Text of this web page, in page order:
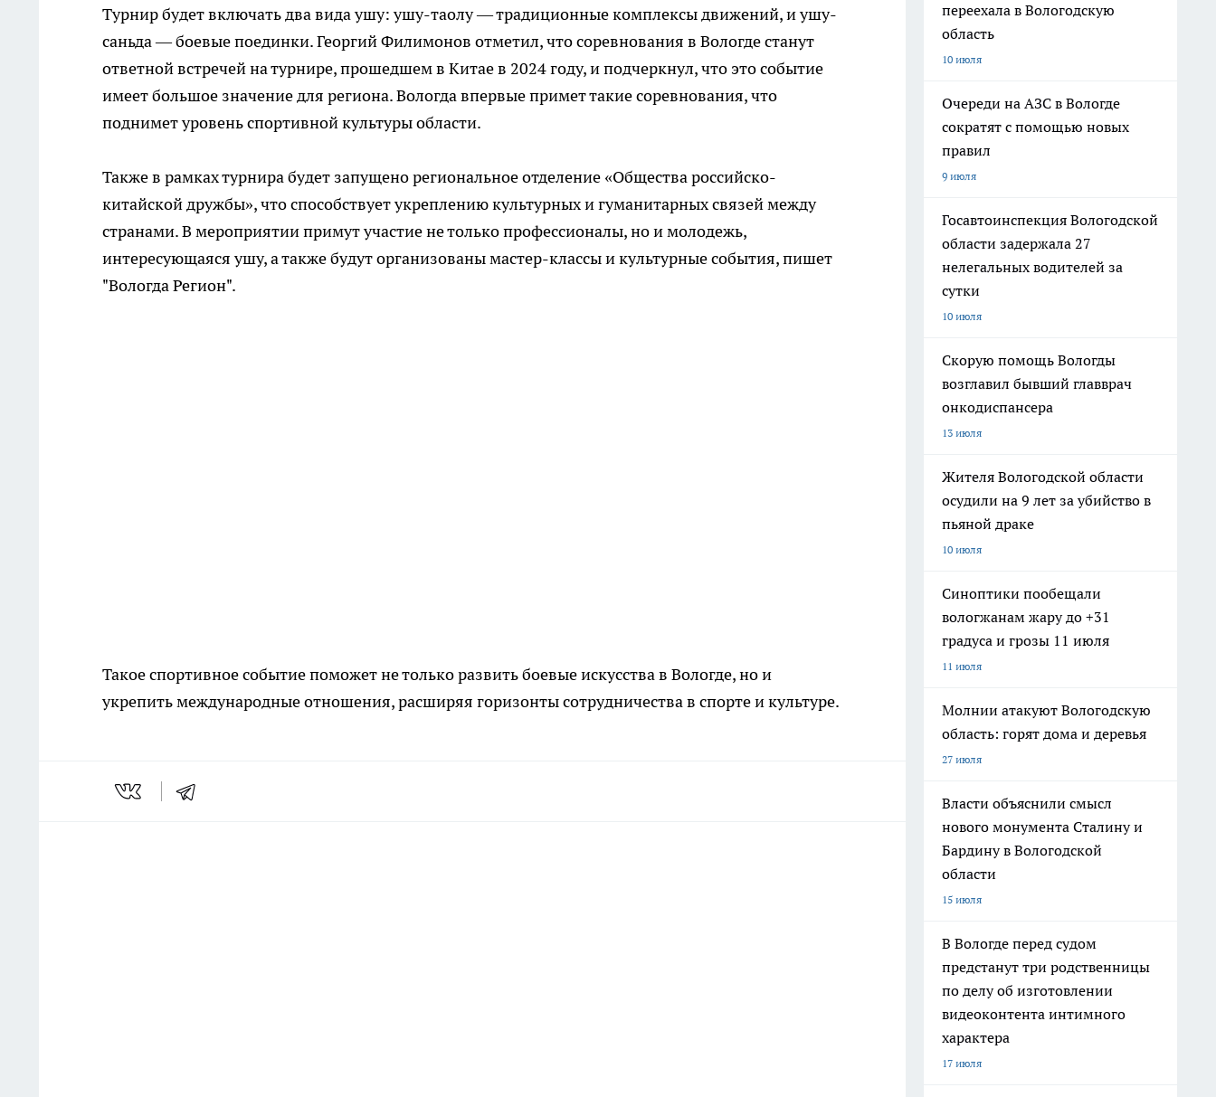
Турнир будет включать два вида ушу: ушу-таолу — традиционные комплексы движений, и ушу-
саньда — боевые поединки. Георгий Филимонов отметил, что соревнования в Вологде станут
ответной встречей на турнире, прошедшем в Китае в 2024 году, и подчеркнул, что это событие
имеет большое значение для региона. Вологда впервые примет такие соревнования, что
поднимет уровень спортивной культуры области.
Также в рамках турнира будет запущено региональное отделение «Общества российско-
китайской дружбы», что способствует укреплению культурных и гуманитарных связей между
странами. В мероприятии примут участие не только профессионалы, но и молодежь,
интересующаяся ушу, а также будут организованы мастер-классы и культурные события, пишет
"Вологда Регион".
Такое спортивное событие поможет не только развить боевые искусства в Вологде, но и
укрепить международные отношения, расширяя горизонты сотрудничества в спорте и культуре.
переехала в Вологодскую
область
10 июля
Очереди на АЗС в Вологде
сократят с помощью новых
правил
9 июля
Госавтоинспекция Вологодской
области задержала 27
нелегальных водителей за
сутки
10 июля
Скорую помощь Вологды
возглавил бывший главврач
онкодиспансера
13 июля
Жителя Вологодской области
осудили на 9 лет за убийство в
пьяной драке
10 июля
Синоптики пообещали
вологжанам жару до +31
градуса и грозы 11 июля
11 июля
Молнии атакуют Вологодскую
область: горят дома и деревья
27 июля
Власти объяснили смысл
нового монумента Сталину и
Бардину в Вологодской
области
15 июля
В Вологде перед судом
предстанут три родственницы
по делу об изготовлении
видеоконтента интимного
характера
17 июля